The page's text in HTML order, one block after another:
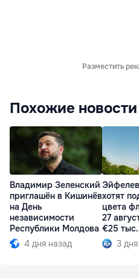
Разместить
Похожие новости
Владимир Зеленский
приглашён в Кишинёв
на День
независимости
Республики Молдова
4 дня назад
хотят
цвета
27
€25 тыс.
3